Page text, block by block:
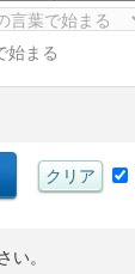
始まる
い。